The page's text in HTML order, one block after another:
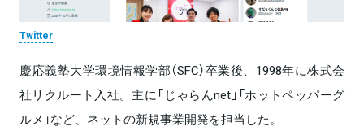
Twitter
慶応義塾大学環境情報学部（SFC）卒業後、1998年に株式会
社リクルート入社。主に「じゃらんnet」「ホットペッパーグ
ルメ」など、ネットの新規事業開発を担当した。